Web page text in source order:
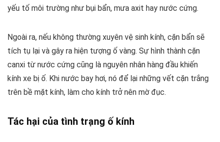
yếu tố môi trường như bụi bẩn, mưa axit hay nước cứng.
Ngoài ra, nếu không thường xuyên vệ sinh kính, cặn bẩn sẽ
tích tụ lại và gây ra hiện tượng ố vàng. Sự hình thành cặn
canxi từ nước cứng cũng là nguyên nhân hàng đầu khiến
kính xe bị ố. Khi nước bay hơi, nó để lại những vết cặn trắng
trên bề mặt kính, làm cho kính trở nên mờ đục.
Tác hại của tình trạng ố kính